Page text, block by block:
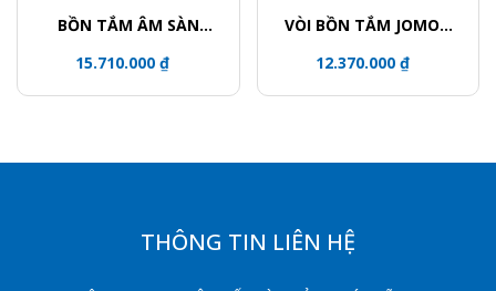
BỒN TẮM ÂM SÀN
I011
15.710.000 ₫
VÒI BỒN TẮM JOMOO
12.370.000 ₫
THÔNG TIN LIÊN HỆ